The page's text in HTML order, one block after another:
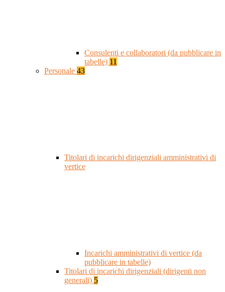
Consulenti e collaboratori (da pubblicare in
tabelle) 11
Personale 43
Titolari di incarichi dirigenziali amministrativi di
vertice
Incarichi amministrativi di vertice (da
pubblicare in tabelle)
Titolari di incarichi dirigenziali (dirigenti non
generali) 5